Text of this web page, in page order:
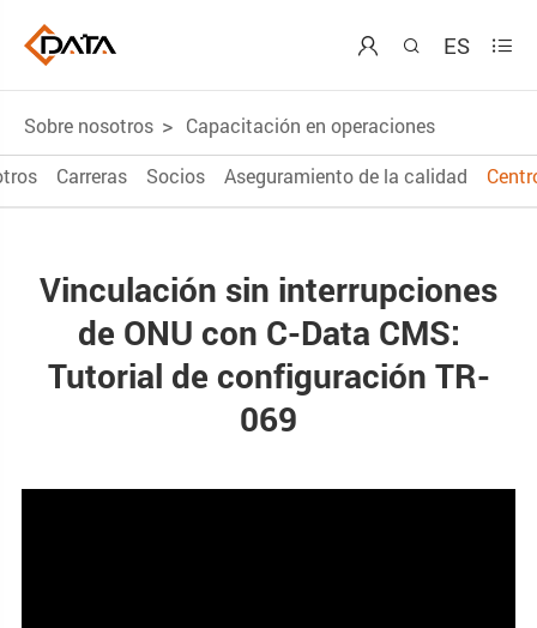
  ES 
Sobre nosotros
Capacitación en operaciones
Carreras Socios Aseguramiento de la calidad
Vinculación sin interrupciones
de ONU con C-Data CMS:
Tutorial de configuración TR-
069